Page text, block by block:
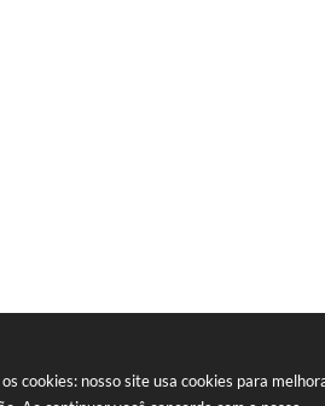
cookies: nosso site usa cookies para